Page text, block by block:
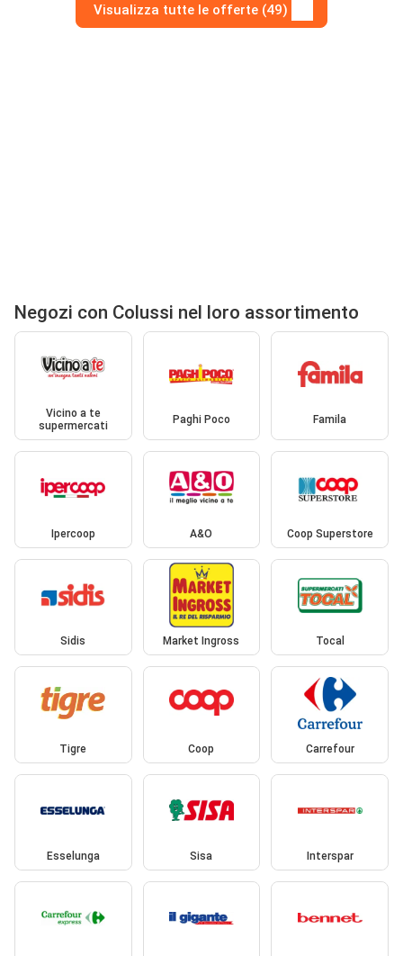
Visualizza tutte le offerte (49)
Negozi con Colussi nel loro assortimento
Vicino a te
supermercati
Paghi Poco Famila
Ipercoop A&O Coop Superstore
Sidis Market Ingross Tocal
Tigre Coop Carrefour
Esselunga Sisa Interspar